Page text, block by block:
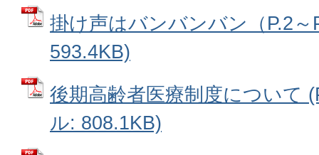
掛け声はバンバンバン（P.2
593.4KB)
後期高齢者医療制度について
ル: 808.1KB)